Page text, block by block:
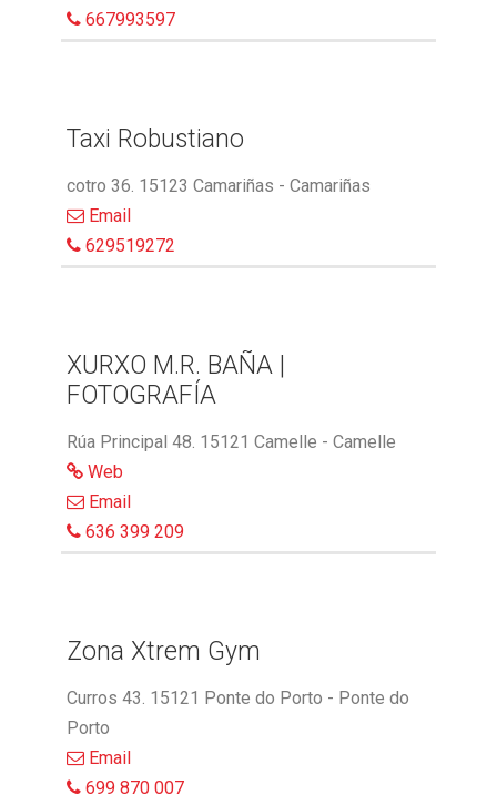
667993597
Taxi Robustiano
cotro 36. 15123 Camariñas - Camariñas
Email
629519272
XURXO M.R. BAÑA |
FOTOGRAFÍA
Rúa Principal 48. 15121 Camelle - Camelle
Web
Email
636 399 209
Zona Xtrem Gym
Curros 43. 15121 Ponte do Porto - Ponte do
Porto
Email
699 870 007